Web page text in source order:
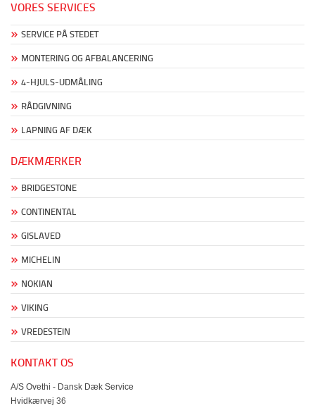
VORES SERVICES
SERVICE PÅ STEDET
MONTERING OG AFBALANCERING
4-HJULS-UDMÅLING
RÅDGIVNING
LAPNING AF DÆK
DÆKMÆRKER
BRIDGESTONE
CONTINENTAL
GISLAVED
MICHELIN
NOKIAN
VIKING
VREDESTEIN
KONTAKT OS
A/S Ovethi - Dansk Dæk Service
Hvidkærvej 36